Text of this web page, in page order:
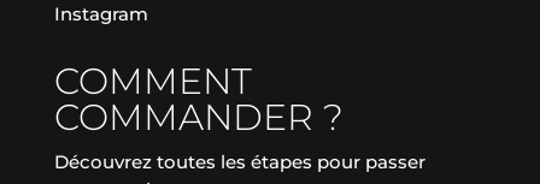
Instagram
COMMENT
COMMANDER ?
Découvrez toutes les étapes pour passer